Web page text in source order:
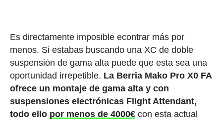
Es directamente imposible econtrar más por
menos. Si estabas buscando una XC de doble
suspensión de gama alta puede que esta sea una
oportunidad irrepetible. La Berria Mako Pro X0 FA
ofrece un montaje de gama alta y con
suspensiones electrónicas Flight Attendant,
todo ello por menos de 4000€ con esta actual